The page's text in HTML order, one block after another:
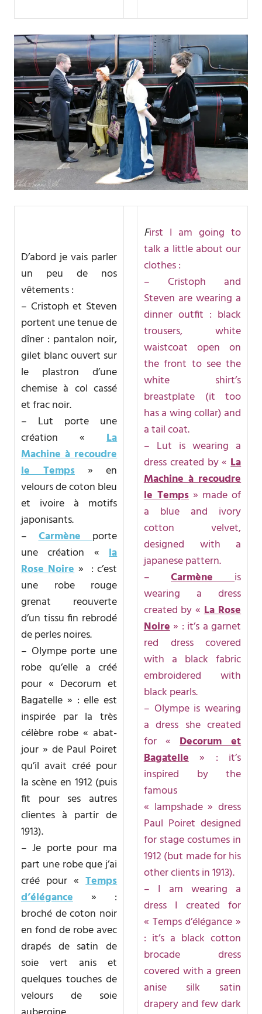
D’abord je vais parler
un peu de nos
vêtements :
– Cristoph et Steven
portent une tenue de
dîner : pantalon noir,
gilet blanc ouvert sur
le plastron d’une
chemise à col cassé
et frac noir.
– Lut porte une
création «La
Machine à recoudre
le Temps» en
velours de coton bleu
et ivoire à motifs
japonisants.
–Carmèneporte
une création «la
Rose Noire» : c’est
une robe rouge
grenat reouverte
d’un tissu fin rebrodé
de perles noires.
– Olympe porte une
robe qu’elle a créé
pour « Decorum et
Bagatelle » : elle est
inspirée par la très
célèbre robe « abat-
jour » de Paul Poiret
qu’il avait créé pour
la scène en 1912 (puis
fit pour ses autres
clientes à partir de
1913).
– Je porte pour ma
part une robe que j’ai
créé pour «Temps
d’élégance» :
broché de coton noir
en fond de robe avec
drapés de satin de
soie vert anis et
quelques touches de
velours de soie
First I am going to
talk a little about our
clothes :
– Cristoph and
Steven are wearing a
dinner outfit : black
trousers, white
waistcoat open on
the front to see the
white shirt’s
breastplate (it too
has a wing collar) and
a tail coat.
– Lut is wearing a
dress created by «La
Machine à recoudre
le Temps» made of
a blue and ivory
cotton velvet,
designed with a
japanese pattern.
– Carmèneis
wearing a dress
created by «La Rose
Noire» : it’s a garnet
red dress covered
with a black fabric
embroidered with
black pearls.
– Olympe is wearing
a dress she created
for «Decorum et
Bagatelle» : it’s
inspired by the
famous
« lampshade » dress
Paul Poiret designed
for stage costumes in
1912 (but made for his
other clients in 1913).
– I am wearing a
dress I created for
« Temps d’élégance »
: it’s a black cotton
brocade dress
covered with a green
anise silk satin
drapery and few dark